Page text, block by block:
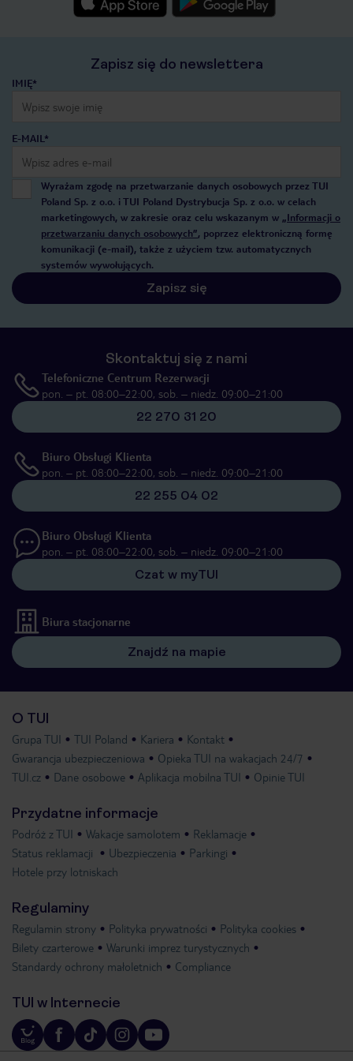
Zapisz się do newslettera
IMIĘ*
E-MAIL*
Wyrażam zgodę na przetwarzanie danych osobowych przez TUI
Poland Sp. z o.o. i TUI Poland Dystrybucja Sp. z o.o. w celach
marketingowych, w zakresie oraz celu wskazanym w „Informacji o
przetwarzaniu danych osobowych”, poprzez elektroniczną formę
komunikacji (e-mail), także z użyciem tzw. automatycznych
systemów wywołujących.
Zapisz się
Skontaktuj się z nami
Telefoniczne Centrum Rezerwacji
pon. – pt. 08:00–22:00, sob. – niedz. 09:00–21:00
22 270 31 20
Biuro Obsługi Klienta
pon. – pt. 08:00–22:00, sob. – niedz. 09:00–21:00
22 255 04 02
Biuro Obsługi Klienta
pon. – pt. 08:00–22:00, sob. – niedz. 09:00–21:00
Czat w myTUI
Biura stacjonarne
Znajdź na mapie
O TUI
Grupa TUI TUI Poland Kariera
Kontakt
Gwarancja ubezpieczeniowa
Opieka TUI na wakacjach 24/7
TUI.cz
Dane osobowe Aplikacja mobilna TUI Opinie TUI
Przydatne informacje
Podróż z TUI Wakacje samolotem
Reklamacje
Status reklamacji
Ubezpieczenia
Parkingi
Hotele przy lotniskach
Regulaminy
Regulamin strony Polityka prywatności
Polityka cookies
Bilety czarterowe
Warunki imprez turystycznych
Standardy ochrony małoletnich
Compliance
TUI w Internecie